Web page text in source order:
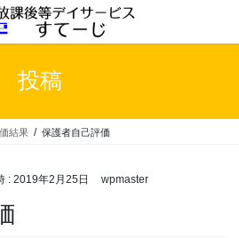
投稿
結果 保護者自己評価
: 2019年2月25日 wpmaster